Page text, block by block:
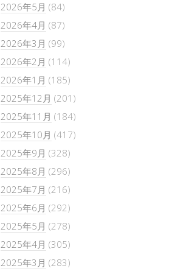
2026年5月 (84)
2026年4月 (87)
2026年3月 (99)
2026年2月 (114)
2026年1月 (185)
2025年12月 (201)
2025年11月 (184)
2025年10月 (417)
2025年9月 (328)
2025年8月 (296)
2025年7月 (216)
2025年6月 (292)
2025年5月 (278)
2025年4月 (305)
2025年3月 (283)